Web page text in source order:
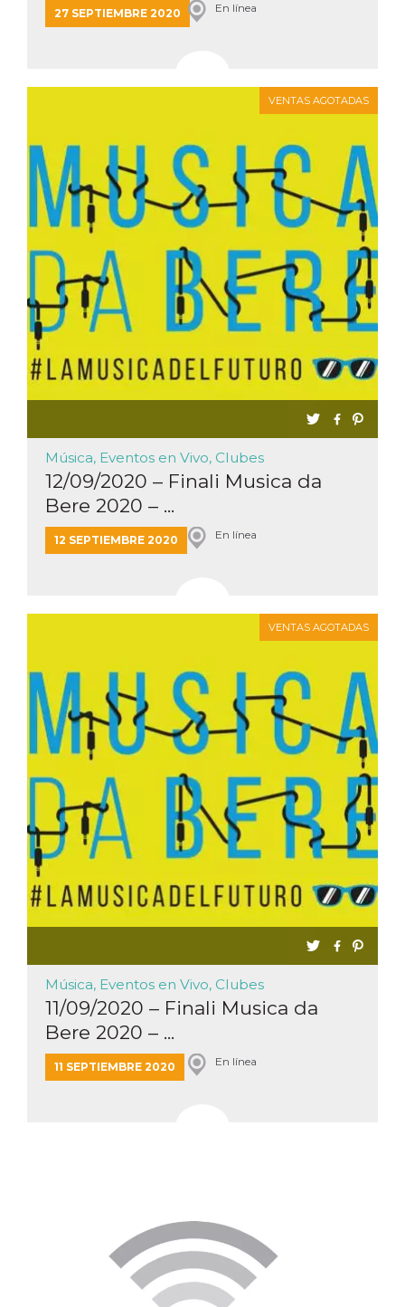
27 SEPTIEMBRE 2020 En línea
VENTAS AGOTADAS
Música, Eventos en Vivo, Clubes
12/09/2020 – Finali Musica da
Bere 2020 – ...
12 SEPTIEMBRE 2020 En línea
VENTAS AGOTADAS
Música, Eventos en Vivo, Clubes
11/09/2020 – Finali Musica da
Bere 2020 – ...
11 SEPTIEMBRE 2020 En línea